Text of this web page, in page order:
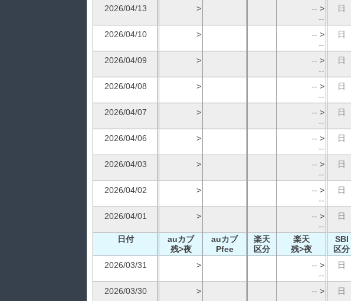
2026/04/13
> -- >
--
日
2026/04/10
> -- >
--
日
2026/04/09
> -- >
--
日
2026/04/08
> -- >
--
日
2026/04/07
> -- >
--
日
2026/04/06
> -- >
--
日
2026/04/03
> -- >
--
日
2026/04/02
> -- >
--
日
2026/04/01
> -- >
--
日
日付
auカブ
残>夜
auカブ
Pfee
楽天
区分
楽天
残>夜
SBI
区分
2026/03/31
> -- >
--
日
2026/03/30
> -- >
日